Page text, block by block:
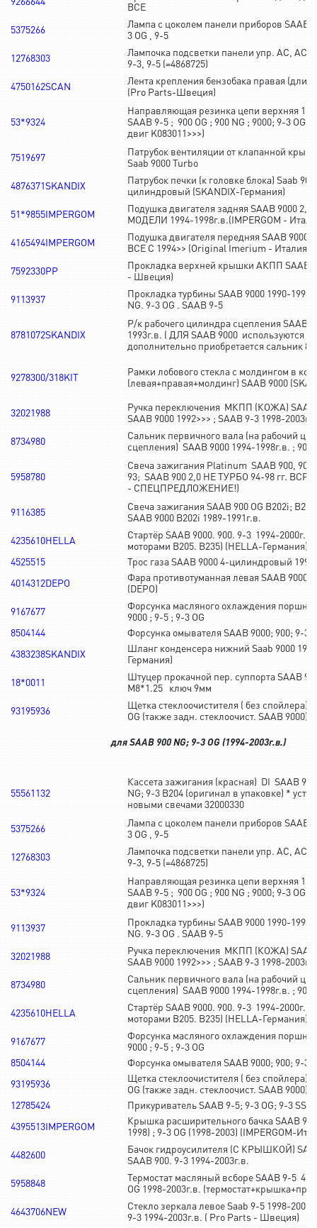
ВСЕ
5375266
Лампа с цоколем панели приборов SAAB
3 OG , 9-5
12768303
Лампочка подсветки панели упр. AC, ACC
9-3, 9-5 (=4868725)
4750162SCAN
Лента крепления бензобака правая
(Pro Parts-Швеция)
53*9324
Направляющая резинка цепи верхняя 16V
SAAB 9-5 ; 900 OG ; 900 NG ; 9000; 9-3 OG
двиг K083011>>>)
7519697
Патрубок вентиляции от клапанной
Saab 9000 Turbo
4876371SKANDIX
Патрубок печки (к головке блока) Saab
цилиндровый (SKANDIX-Германия)
51*9855IMPERGOM
Подушка двигателя задняя SAAB 9000
МОДЕЛИ 1994-1998г.в.(IMPERGOM -
4165494IMPERGOM
Подушка двигателя передняя SAAB 9000
ВСЕ С 1994>> (Original Imerium - Италия)
7592330PP
Прокладка верхней крышки АКПП SAAB
- Швеция)
9113937
Прокладка турбины SAAB 9000 1990-
NG. 9-3 OG . SAAB 9-5
8781072SKANDIX
Р/к рабочего цилиндра сцепления SAAB
1993г.в. ( ДЛЯ SAAB 9000 используются
дополнительно приобретается сальник
9278300/318KIT
Рамки лобового стекла с молдингом в
(левая+правая+молдинг) SAAB 9000
32021988
Ручка переключения МКПП (КОЖА) SAAB
SAAB 9000 1992>>> ; SAAB 9-3 1998-
8734980
Сальник первичного вала (на рабочий
сцепления) SAAB 9000 1994-1998г.в. ; 900
5958780
Свеча зажигания Platinum SAAB 900,
93; SAAB 900 2,0 НЕ ТУРБО 94-98 гг.
- СПЕЦПРЕДЛОЖЕНИЕ!)
9116385
Свеча зажигания SAAB 900 OG B202i;
SAAB 9000 B202i 1989-1991г.в.
4235610HELLA
Стартёр SAAB 9000. 900. 9-3 1994-
моторами B205. B235) (HELLA-Германия)
4525515
Трос газа SAAB 9000 4-цилиндровый
4014312DEPO
Фара противотуманная левая SAAB 9000
(DEPO)
9167677
Форсунка масляного охлаждения поршня
9000 ; 9-5 ; 9-3 OG
8504144
Форсунка омывателя SAAB 9000; 900; 9-3
4383238SKANDIX
Шланг конденсера нижний Saab 9000
Германия)
18*0011
Штуцер прокачной пер. суппорта SAAB
M8*1.25 ключ 9мм
93195936
Щетка стеклоочистителя ( без спойлера)
OG (также задн. стеклоочист. SAAB 9000)
для SAAB 900 NG; 9-3 OG (1994-2003г.в.)
55561132
Кассета зажигания (красная) DI SAAB
NG; 9-3 B204 (оригинал в упаковке) *
новыми свечами 32000330
5375266
Лампа с цоколем панели приборов SAAB
3 OG , 9-5
12768303
Лампочка подсветки панели упр. AC, ACC
9-3, 9-5 (=4868725)
53*9324
Направляющая резинка цепи верхняя 16V
SAAB 9-5 ; 900 OG ; 900 NG ; 9000; 9-3 OG
двиг K083011>>>)
9113937
Прокладка турбины SAAB 9000 1990-
NG. 9-3 OG . SAAB 9-5
32021988
Ручка переключения МКПП (КОЖА) SAAB
SAAB 9000 1992>>> ; SAAB 9-3 1998-
8734980
Сальник первичного вала (на рабочий
сцепления) SAAB 9000 1994-1998г.в. ; 900
4235610HELLA
Стартёр SAAB 9000. 900. 9-3 1994-
моторами B205. B235) (HELLA-Германия)
9167677
Форсунка масляного охлаждения поршня
9000 ; 9-5 ; 9-3 OG
8504144
Форсунка омывателя SAAB 9000; 900; 9-3
93195936
Щетка стеклоочистителя ( без спойлера)
OG (также задн. стеклоочист. SAAB 9000)
12785424
Прикуриватель SAAB 9-5; 9-3 OG; 9-3 SS
4395513IMPERGOM
Крышка расширительного бачка SAAB 9-5
1998) ; 9-3 OG (1998-2003) (IMPERGOM-
4482600
Бачок гидроусилителя (С КРЫШКОЙ)
SAAB 900. 9-3 1994-2003г.в.
5958848
Термостат масляный всборе SAAB 9-5 4-
OG 1998-2003г.в.
4643706NEW
Стекло зеркала левое Saab 9-5 1998-
9-3 1994-2003г.в. ( Pro Parts - Швеция)